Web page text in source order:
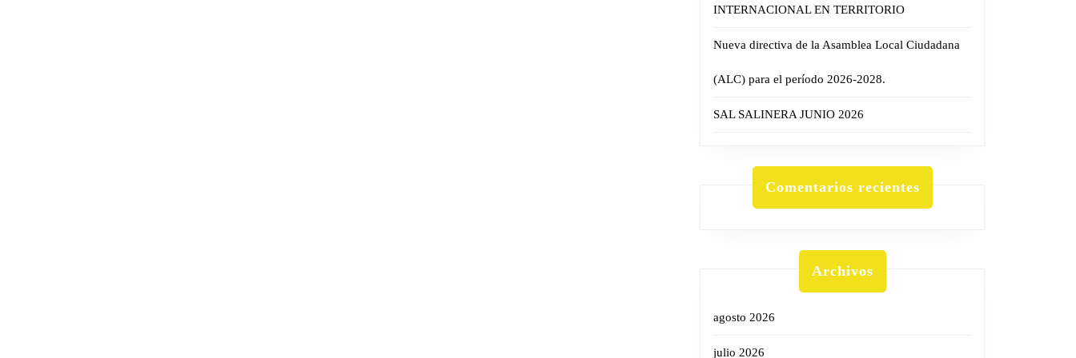
INTERNACIONAL EN TERRITORIO
Nueva directiva de la Asamblea Local Ciudadana
(ALC) para el período 2026-2028.
SAL SALINERA JUNIO 2026
Comentarios recientes
Archivos
agosto 2026
julio 2026